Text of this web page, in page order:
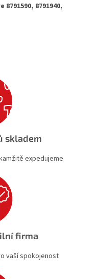
8791590, 8791940,
skladem
expedujeme
firma
vaší spokojenost